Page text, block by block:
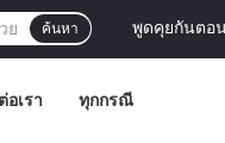
พูดคุยกันตอ
ค้นหา
อเรา ทุกกรณี